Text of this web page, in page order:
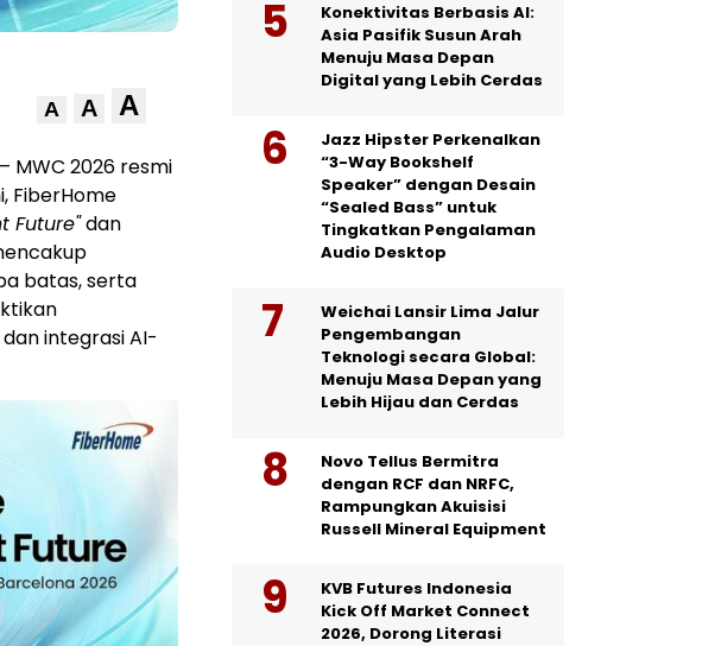
A A A
MWC 2026 resmi
FiberHome
Future"dan
batas, serta
integrasi AI-
Konektivitas Berbasis AI:
Asia Pasifik Susun Arah
Menuju Masa Depan
Digital yang Lebih Cerdas
Jazz Hipster Perkenalkan
“3-Way Bookshelf
Speaker” dengan Desain
“Sealed Bass” untuk
Tingkatkan Pengalaman
Audio Desktop
Weichai Lansir Lima Jalur
Pengembangan
Teknologi secara Global:
Menuju Masa Depan yang
Lebih Hijau dan Cerdas
Novo Tellus Bermitra
dengan RCF dan NRFC,
Rampungkan Akuisisi
Russell Mineral Equipment
KVB Futures Indonesia
Kick Off Market Connect
2026, Dorong Literasi